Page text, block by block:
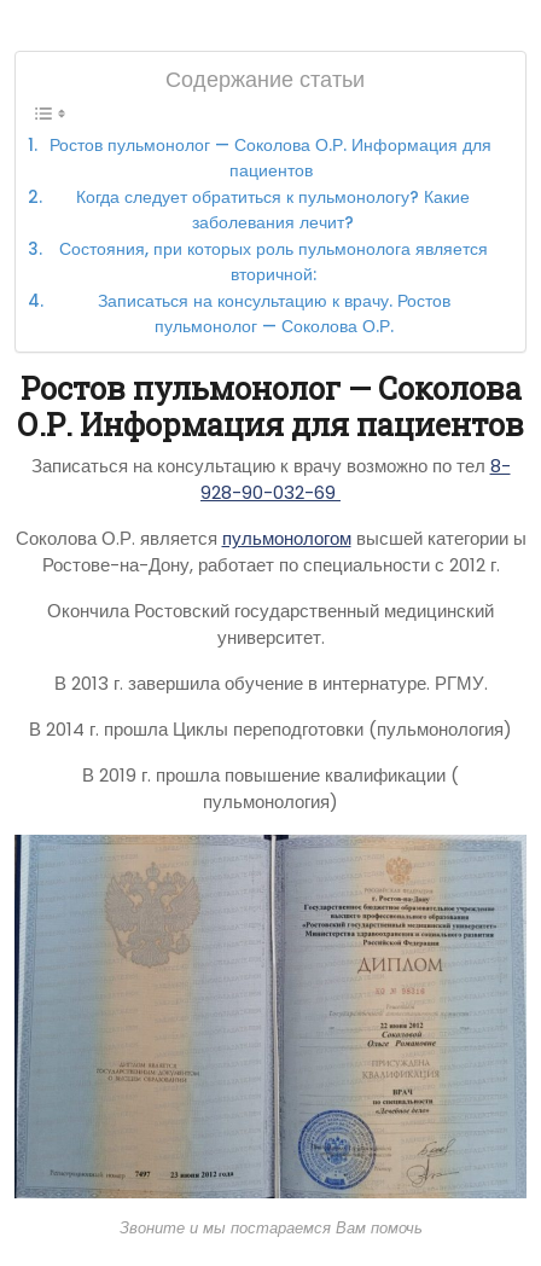
Содержание статьи
Ростов пульмонолог — Соколова О.Р. Информация для
пациентов
Когда следует обратиться к пульмонологу? Какие
заболевания лечит?
Состояния, при которых роль пульмонолога является
вторичной:
Записаться на консультацию к врачу. Ростов
пульмонолог — Соколова О.Р.
Ростов пульмонолог — Соколова
О.Р. Информация для пациентов
Записаться на консультацию к врачу возможно по тел 8-
928-90-032-69
Соколова О.Р. является пульмонологомвысшей категории ы
Ростове-на-Дону, работает по специальности с 2012 г.
Окончила Ростовский государственный медицинский
университет.
В 2013 г. завершила обучение в интернатуре. РГМУ.
В 2014 г. прошла Циклы переподготовки (пульмонология)
В 2019 г. прошла повышение квалификации (
пульмонология)
Звоните и мы постараемся Вам помочь